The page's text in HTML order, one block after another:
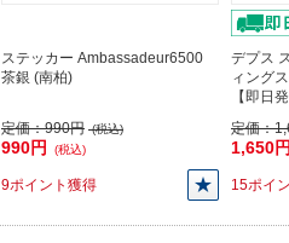
ステッカー Ambassadeur6500
茶銀 (南柏)
定価：990円 (税込)
990円 (税込)
9ポイント獲得
デプス
ィング
【即日発
定価：
1,650円
15ポイ